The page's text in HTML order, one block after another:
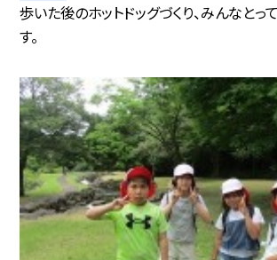
歩いた後のホットドッグづくり、みんなとっ
す。